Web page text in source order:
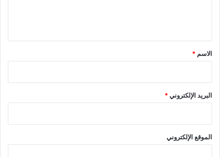
*
الاسم *
البريد الإلكتروني*
الموقع الإلكتروني